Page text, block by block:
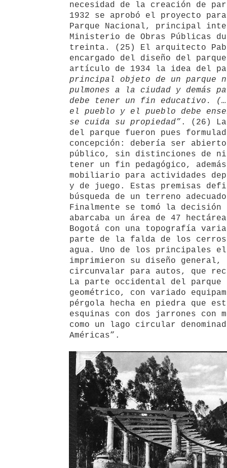
necesidad de la creación de
1932 se aprobó el proyecto
Parque Nacional, principal
Ministerio de Obras Públicas
treinta. (25) El arquitecto
encargado del diseño del
artículo de 1934 la idea del
principal objeto de un parque
pulmones a la ciudad y demás
debe tener un fin educativo.
el pueblo y el pueblo debe
se cuida su propiedad” . (26)
del parque fueron pues
concepción: debería ser
público, sin distinciones de
tener un fin pedagógico,
mobiliario para actividades
y de juego. Estas premisas
búsqueda de un terreno
Finalmente se tomó la decisión
abarcaba un área de 47
Bogotá con una topografía
parte de la falda de los
agua. Uno de los principales
imprimieron su diseño general,
circunvalar para autos, que
La parte occidental del parque
geométrico, con variado
pérgola hecha en piedra que
esquinas con dos jarrones con
como un lago circular
Américas”.